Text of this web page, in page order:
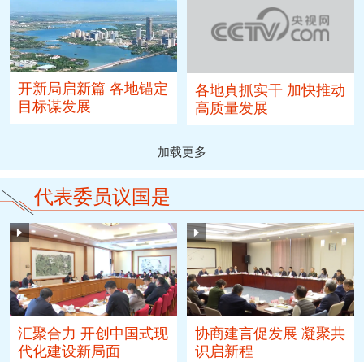
开新局启新篇 各地锚定
目标谋发展
各地真抓实干 加快推动
高质量发展
加载更多
代表委员议国是
汇聚合力 开创中国式现
代化建设新局面
协商建言促发展 凝聚共
识启新程